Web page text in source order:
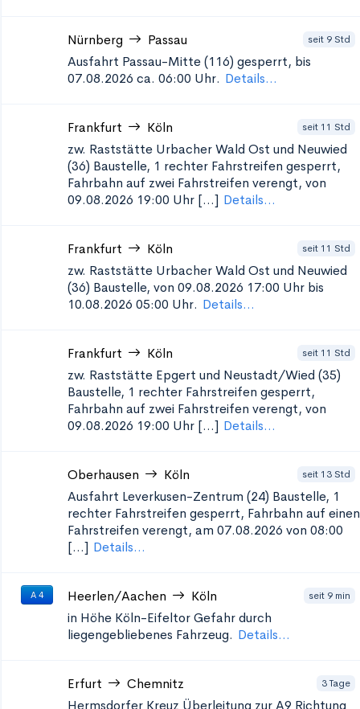
Nürnberg Passau seit 9 Std
Ausfahrt Passau-Mitte (116) gesperrt, bis
07.08.2026 ca. 06:00 Uhr. Details...
Frankfurt Köln seit 11 Std
zw. Raststätte Urbacher Wald Ost und Neuwied
(36) Baustelle, 1 rechter Fahrstreifen gesperrt,
Fahrbahn auf zwei Fahrstreifen verengt, von
09.08.2026 19:00 Uhr [...] Details...
Frankfurt Köln seit 11 Std
zw. Raststätte Urbacher Wald Ost und Neuwied
(36) Baustelle, von 09.08.2026 17:00 Uhr bis
10.08.2026 05:00 Uhr. Details...
Frankfurt Köln seit 11 Std
zw. Raststätte Epgert und Neustadt/Wied (35)
Baustelle, 1 rechter Fahrstreifen gesperrt,
Fahrbahn auf zwei Fahrstreifen verengt, von
09.08.2026 19:00 Uhr [...] Details...
Oberhausen Köln seit 13 Std
Ausfahrt Leverkusen-Zentrum (24) Baustelle, 1
rechter Fahrstreifen gesperrt, Fahrbahn auf einen
Fahrstreifen verengt, am 07.08.2026 von 08:00
[...] Details...
A 4 Heerlen/Aachen Köln seit 9 min
in Höhe Köln-EifeltorGefahr durch
liegengebliebenes Fahrzeug. Details...
Erfurt Chemnitz 3 Tage
Hermsdorfer Kreuz Überleitung zur A9 Richtung